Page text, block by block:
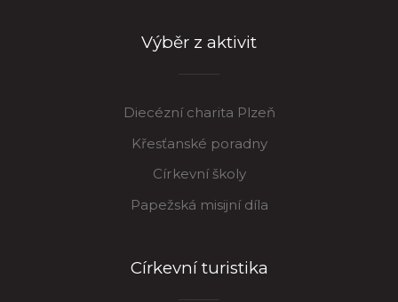
Výběr z aktivit
Diecézní charita Plzeň
Křesťanské poradny
Církevní školy
Papežská misijní díla
Církevní turistika